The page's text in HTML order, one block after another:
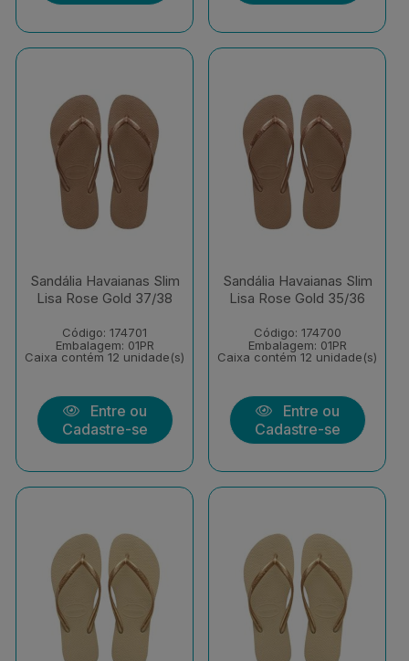
Sandália Havaianas Slim
Lisa Rose Gold 37/38
Código: 174701
Embalagem: 01PR
Caixa contém 12 unidade(s)
Entre ou
Cadastre-se
Sandália Havaianas Slim
Lisa Rose Gold 35/36
Código: 174700
Embalagem: 01PR
Caixa contém 12 unidade(s)
Entre ou
Cadastre-se